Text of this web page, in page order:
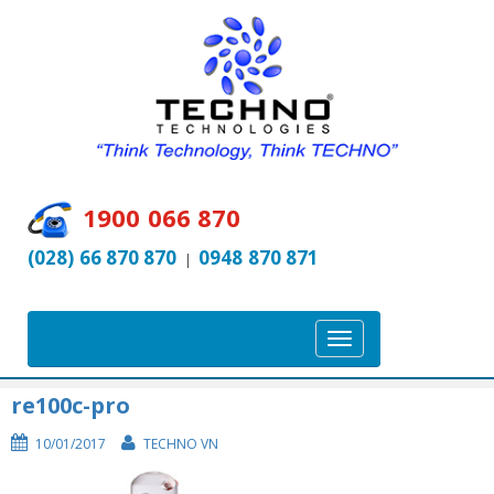
1900 066 870
(028) 66 870 870 | 0948 870 871
T
o
re100c-pro
10/01/2017 TECHNO VN